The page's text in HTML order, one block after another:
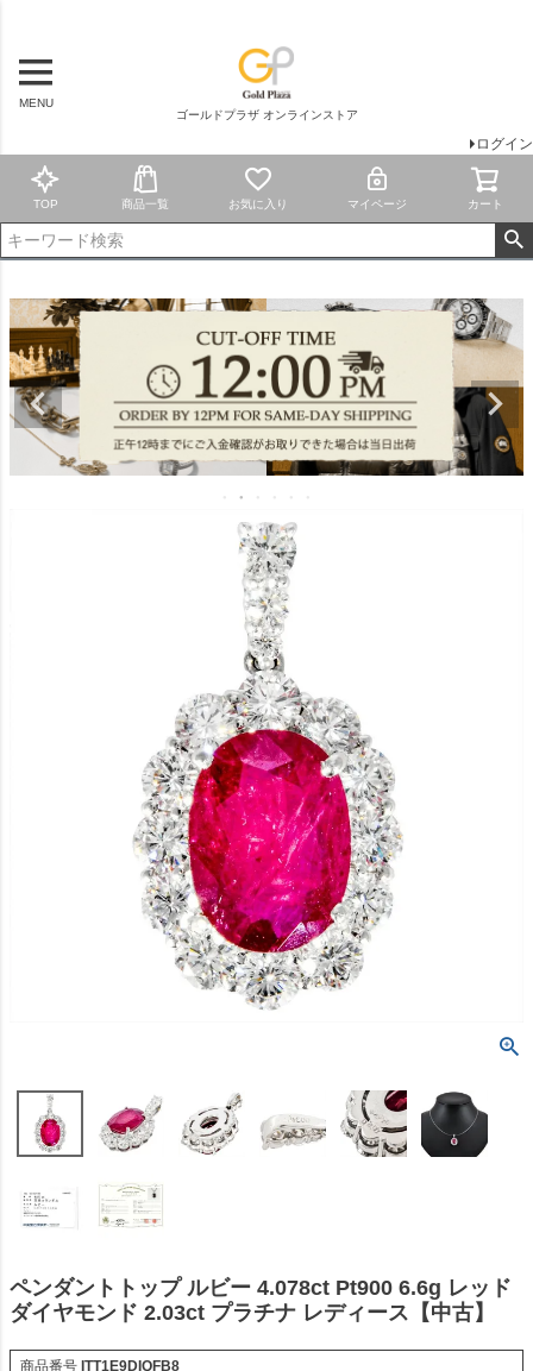
MENU
ゴールドプラザ オンラインストア
ログイン
TOP 商品一覧 お気に入り マイページ カート
ペンダントトップ ルビー 4.078ct Pt900 6.6g レッド
ダイヤモンド 2.03ct プラチナ レディース【中古】
商品番号 ITT1E9DIQFB8